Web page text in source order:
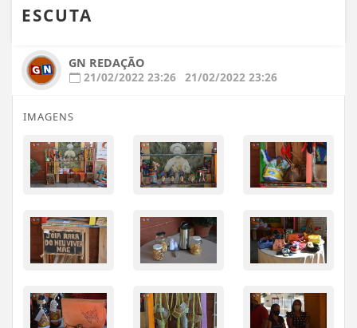
ESCUTA
GN REDAÇÃO
21/02/2022 23:26 21/02/2022 23:26
IMAGENS